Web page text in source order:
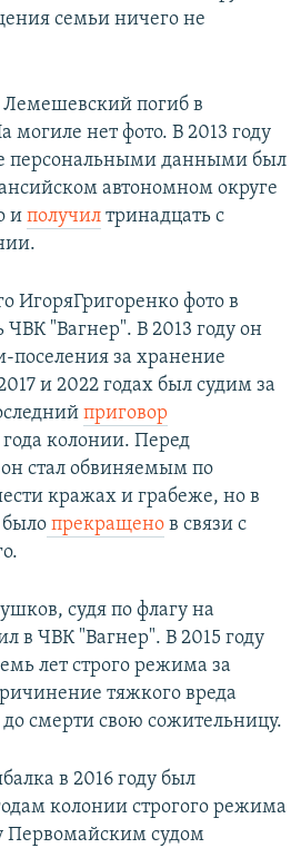
семьи ничего не
погиб в
нет фото. В 2013 году
персональными данными был
автономном округе
и получил тринадцать с
ИгоряГригоренко фото в
"Вагнер". В 2013 году он
поселения за хранение
и 2022 годах был судим за
приговор
колонии. Перед
стал обвиняемым по
кражах и грабеже, но в
было прекращено в связи с
судя по флагу на
в ЧВК "Вагнер". В 2015 году
лет строго режима за
тяжкого вреда
смерти свою сожительницу.
в 2016 году был
колонии строгого режима
Первомайским судом